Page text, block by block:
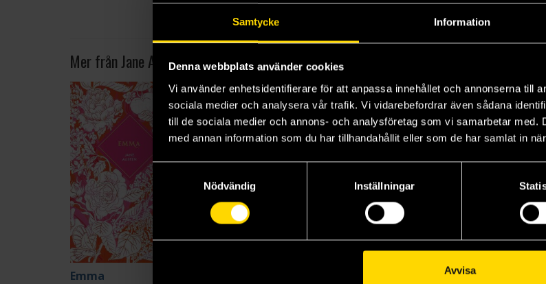
Samtycke Information
Denna webbplats använder cookies
Vi använder enhetsidentifierare för att anpassa innehållet och annonserna till
sociala medier och analysera vår trafik. Vi vidarebefordrar även sådana
till de sociala medier och annons- och analysföretag som vi samarbetar med.
med annan information som du har tillhandahållit eller som de har samlat in
Samtyckesval
Nödvändig
Inställningar
Avvisa
Mer från Jane Austen
Emma Sense and Sensibility